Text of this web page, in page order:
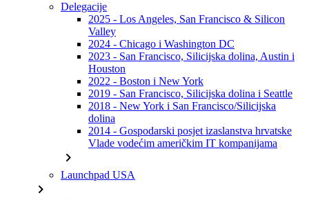
Delegacije
2025 - Los Angeles, San Francisco & Silicon
Valley
2024 - Chicago i Washington DC
2023 - San Francisco, Silicijska dolina, Austin i
Houston
2022 - Boston i New York
2019 - San Francisco, Silicijska dolina i Seattle
2018 - New York i San Francisco/Silicijska
dolina
2014 - Gospodarski posjet izaslanstva hrvatske
Vlade vodećim američkim IT kompanijama
chevron_right
Launchpad USA
chevron_right